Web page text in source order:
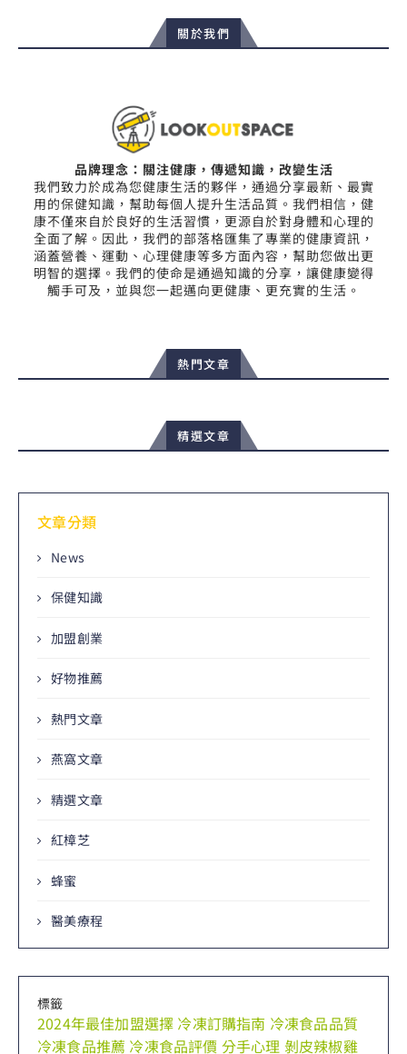
關於我們
品牌理念：關注健康，傳遞知識，改變生活
我們致力於成為您健康生活的夥伴，通過分享最新、最實
用的保健知識，幫助每個人提升生活品質。我們相信，健
康不僅來自於良好的生活習慣，更源自於對身體和心理的
全面了解。因此，我們的部落格匯集了專業的健康資訊，
涵蓋營養、運動、心理健康等多方面內容，幫助您做出更
明智的選擇。我們的使命是通過知識的分享，讓健康變得
觸手可及，並與您一起邁向更健康、更充實的生活。
熱門文章
精選文章
文章分類
News
保健知識
加盟創業
好物推薦
熱門文章
燕窩文章
精選文章
紅樟芝
蜂蜜
醫美療程
標籤
2024年最佳加盟選擇 冷凍訂購指南 冷凍食品品質
冷凍食品推薦 冷凍食品評價 分手心理 剝皮辣椒雞